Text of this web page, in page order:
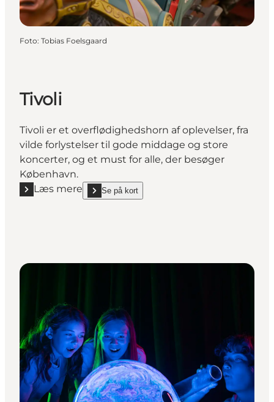
Foto: Tobias Foelsgaard
Tivoli
Tivoli er et overflødighedshorn af oplevelser, fra
vilde forlystelser til gode middage og store
koncerter, og et must for alle, der besøger
København.
Læs mere
Læs mere "Tivoli"Se på kort
show Tivoli on_map